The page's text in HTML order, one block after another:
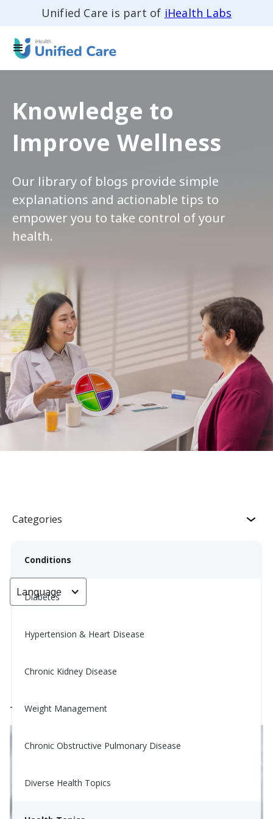
Unified Care is part of iHealth Labs
Knowledge to
Improve Wellness
Our library of blogs provide simple
explanations and actionable tips to
empower you to take control of your
health.
Categories
Conditions
Diabetes
Hypertension & Heart Disease
Chronic Kidney Disease
Weight Management
Chronic Obstructive Pulmonary Disease
Diverse Health Topics
Language
Mexican Molletes
Mary Dutta, RD, LD
Tiempo de cocción: 15 minutos